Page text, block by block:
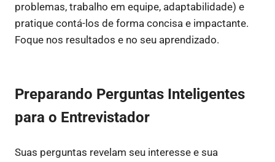
problemas, trabalho em equipe, adaptabilidade) e
pratique contá-los de forma concisa e impactante.
Foque nos resultados e no seu aprendizado.
Preparando Perguntas Inteligentes
para o Entrevistador
Suas perguntas revelam seu interesse e sua